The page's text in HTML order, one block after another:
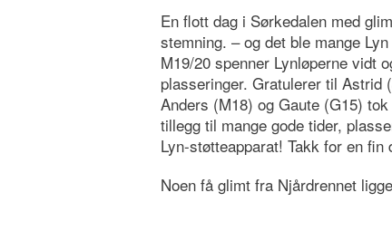
En flott dag i Sørkedalen med
stemning. – og det ble mange
M19/20 spenner Lynløperne vidt
plasseringer. Gratulerer til Astrid
Anders (M18) og Gaute (G15)
tillegg til mange gode tider,
Lyn-støtteapparat! Takk for en fin
Noen få glimt fra Njårdrennet